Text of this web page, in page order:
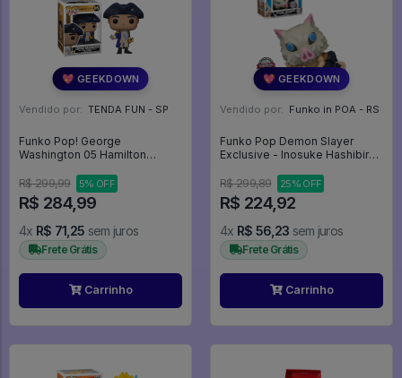
💖 GEEKDOWN
Vendido por: TENDA FUN - SP
Funko Pop! George
Washington 05 Hamilton
R$ 299,99
5% OFF
R$ 284,99
4x R$ 71,25 sem juros
Frete Grátis
Carrinho
💖 GEEKDOWN
Vendido por: Funko in POA - RS
Funko Pop Demon Slayer
Exclusive - Inosuke Hashibira
Demon Slayer #1090
R$ 299,89 25% OFF
R$ 224,92
4x R$ 56,23 sem juros
Frete Grátis
Carrinho